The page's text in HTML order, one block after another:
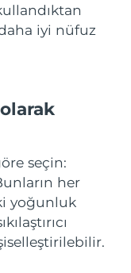
iyi nüfuz
seçin:
her
yoğunluk
Tahmini teslim tarihi
13/08/2026